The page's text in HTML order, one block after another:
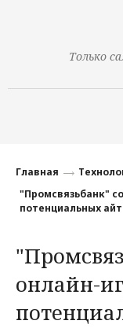
Только
Финансы
Наука
Культура
Общество
Главная
"Промсвязьбанк"
потенциальных
онлайн-